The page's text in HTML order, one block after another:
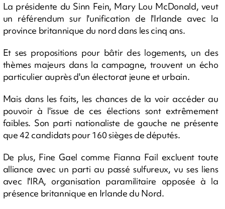
La présidente du Sinn Fein, Mary Lou McDonald, veut
un référendum sur l'unification de l'Irlande avec la
province britannique du nord dans les cinq ans.
Et ses propositions pour bâtir des logements, un des
thèmes majeurs dans la campagne, trouvent un écho
particulier auprès d'un électorat jeune et urbain.
Mais dans les faits, les chances de la voir accéder au
pouvoir à l'issue de ces élections sont extrêmement
faibles. Son parti nationaliste de gauche ne présente
que 42 candidats pour 160 sièges de députés.
De plus, Fine Gael comme Fianna Fail excluent toute
alliance avec un parti au passé sulfureux, vu ses liens
avec l'IRA, organisation paramilitaire opposée à la
présence britannique en Irlande du Nord.